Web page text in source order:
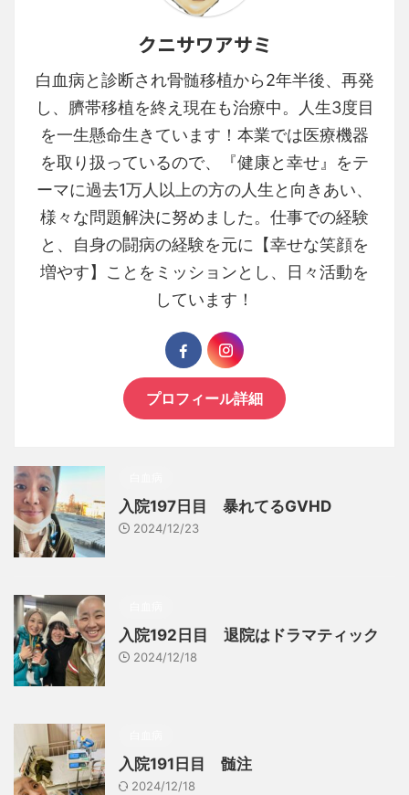
クニサワアサミ
白血病と診断され骨髄移植から2年半後、再発
し、臍帯移植を終え現在も治療中。人生3度目
を一生懸命生きています！本業では医療機器
を取り扱っているので、『健康と幸せ』をテ
ーマに過去1万人以上の方の人生と向きあい、
様々な問題解決に努めました。仕事での経験
と、自身の闘病の経験を元に【幸せな笑顔を
増やす】ことをミッションとし、日々活動を
しています！
プロフィール詳細
入院197日目 暴れてるGVHD
2024/12/23
入院192日目 退院はドラマティック
2024/12/18
入院191日目 髄注
2024/12/18